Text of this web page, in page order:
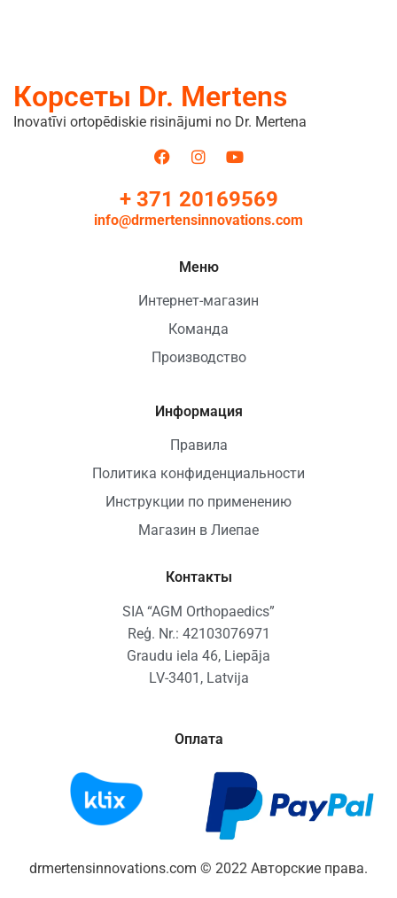
Корсеты Dr. Mertens
Inovatīvi ortopēdiskie risinājumi no Dr. Mertena
+ 371 20169569
info@drmertensinnovations.com
Меню
Интернет-магазин
Команда
Производство
Информация
Правила
Политика конфиденциальности
Инструкции по применению
Магазин в Лиепае
Контакты
SIA “AGM Orthopaedics”
Reģ. Nr.: 42103076971
Graudu iela 46, Liepāja
LV-3401, Latvija
Оплата
drmertensinnovations.com © 2022 Авторские права.